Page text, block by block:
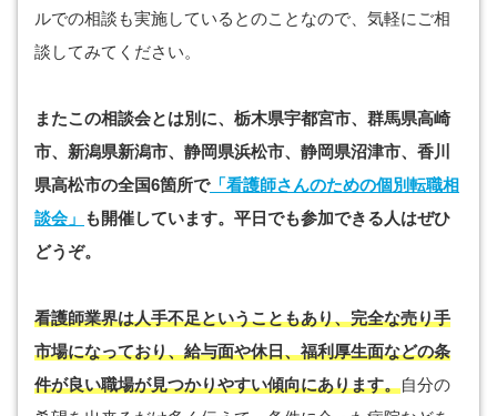
ルでの相談も実施しているとのことなので、気軽にご相
談してみてください。
またこの相談会とは別に、栃木県宇都宮市、群馬県高崎
市、新潟県新潟市、静岡県浜松市、静岡県沼津市、香川
県高松市の全国6箇所で「看護師さんのための個別転職相
談会」 も開催しています。平日でも参加できる人はぜひ
どうぞ。
看護師業界は人手不足ということもあり、完全な売り手
市場になっており、給与面や休日、福利厚生面などの条
件が良い職場が見つかりやすい傾向にあります。自分の